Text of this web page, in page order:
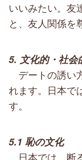
いいみたい。友
と、友人関係を
5. 文化的・社会
デートの誘い
れます。日本で
す。
5.1 恥の文化
日本では、断